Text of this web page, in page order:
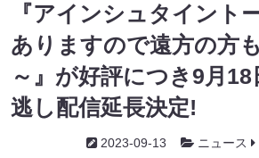
『アインシュタイント
ありますので遠方の方
～』が好評につき9月
逃し配信延長決定!
2023-09-13 ニュース